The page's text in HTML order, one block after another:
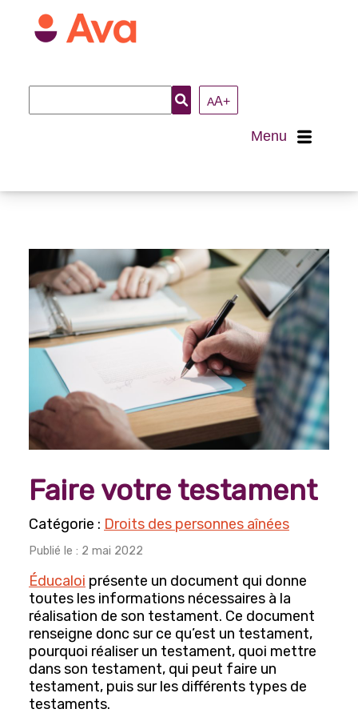
:
AA+
Menu
Accueil
Nous joindre
Loisirs et activités
Arts et culture
Arts, culture et divertissements
Histoire et Généalogie
Lecture, écriture et poésie
Engagements et participation sociale
Horticulture et jardinage
Jeux
Bingo
Mise en forme et sports récréatifs
Danse
Mise en forme
Voyages
Faire votre testament
Droits des personnes aînées
Publié le : 2 mai 2022
Éducaloi présente un document qui donne
toutes les informations nécessaires à la
réalisation de son testament. Ce document
renseigne donc sur ce qu’est un testament,
pourquoi réaliser un testament, quoi mettre
dans son testament, qui peut faire un
testament, puis sur les différents types de
testaments.